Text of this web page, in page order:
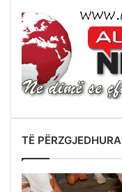
TË PËRZGJEDHURA